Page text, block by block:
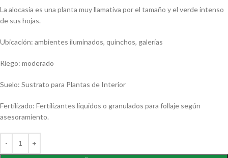
La alocasia es una planta muy llamativa por el tamaño y el verde intenso
de sus hojas.
Ubicación: ambientes iluminados, quinchos, galerías
Riego: moderado
Suelo: Sustrato para Plantas de Interior
Fertilizado: Fertilizantes líquidos o granulados para follaje según
asesoramiento.